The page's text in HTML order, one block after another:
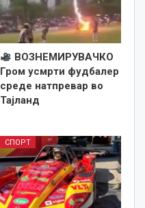
ВОЗНЕМИРУВАЧКО
Гром усмрти фудбалер
среде натпревар во
Тајланд
СПОРТ